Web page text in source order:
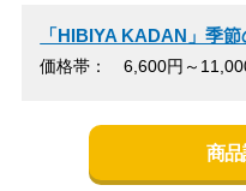
「HIBIYA KADAN」季
価格帯： 6,600円～
商品